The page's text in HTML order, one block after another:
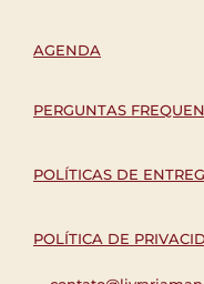
AGENDA
PERGUNTAS
POLÍTICAS DE
POLÍTICA DE